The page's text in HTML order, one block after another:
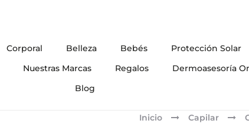
Corporal Belleza Bebés
Protección Solar
Nuestras Marcas Regalos
Dermoasesoría
Blog
Inicio Capilar